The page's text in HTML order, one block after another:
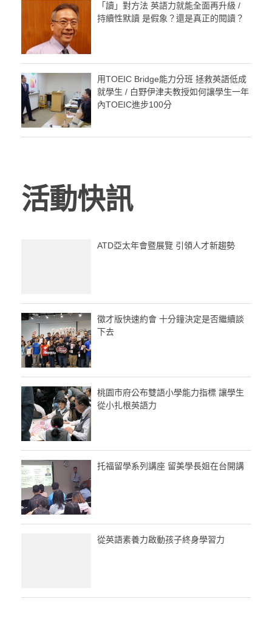
「讀」對方法 英語力就能全面再升級 /
持續性默讀 是假象？還是真正的閱讀？
用TOEIC Bridge能力分班 拯救英語低成
就學生 / 白野伊津夫教授如何讓學生一年
內TOEIC進步100分
活動快訊
ATD亞太年會暨展覽 引領人才新趨勢
徵才版快速約會 十分鐘決定是否繼續談
下去
桃園市府公布雙語小學能力指標 讓學生
從小扎根英語力
托福留學系列講座 留美學長姐在台開講
從英語素養力啟動孩子終身學習力